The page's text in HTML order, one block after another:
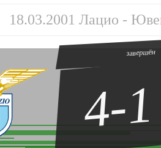
18.03.2001 Лацио -
завершён
4-1